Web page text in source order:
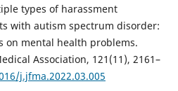
types of harassment
with autism spectrum disorder:
on mental health problems.
Association, 121(11), 2161–
j.jfma.2022.03.005